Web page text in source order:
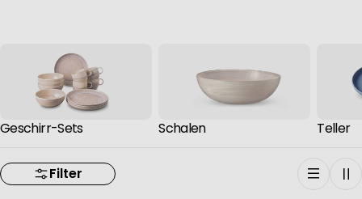
Geschirr-Sets Schalen Teller
Filter